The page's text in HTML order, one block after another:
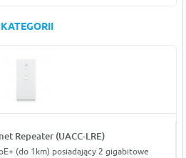
Repeater (UACC-LRE)
(do 1km) posiadający 2 gigabitowe